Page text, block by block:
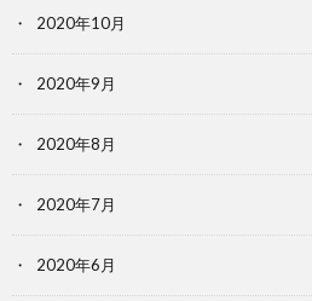
2020年10月
2020年9月
2020年8月
2020年7月
2020年6月